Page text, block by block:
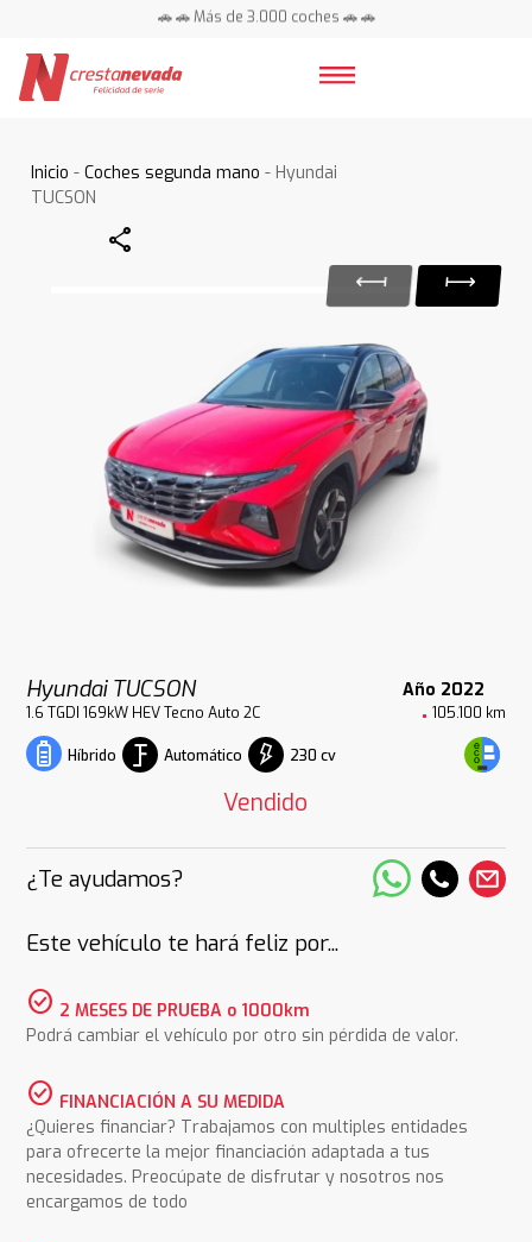
🚗 🚗 Más de 3.000 coches 🚗 🚗
Inicio -Coches segunda mano - Hyundai
TUCSON
Share
Hyundai TUCSON Año 2022
1.6 TGDI 169kW HEV Tecno Auto 2C 105.100 km
Híbrido Automático 230 cv
Vendido
¿Te ayudamos?
Este vehículo te hará feliz por...
check_circle 2 MESES DE PRUEBA o 1000km
Podrá cambiar el vehículo por otro sin pérdida de valor.
check_circle FINANCIACIÓN A SU MEDIDA
¿Quieres financiar? Trabajamos con multiples entidades
para ofrecerte la mejor financiación adaptada a tus
necesidades. Preocúpate de disfrutar y nosotros nos
encargamos de todo